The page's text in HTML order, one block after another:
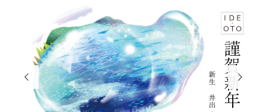
 